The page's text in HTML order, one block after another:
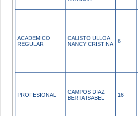
ACADEMICO
REGULAR
CALISTO ULLOA
NANCY CRISTINA
6
PROFESIONAL
CAMPOS DIAZ
BERTA ISABEL
16